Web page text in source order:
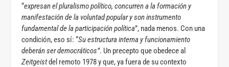
“expresan el pluralismo político, concurren a la formación y
manifestación de la voluntad popular y son instrumento
fundamental de la participación política”, nada menos. Con una
condición, eso sí: “Su estructura interna y funcionamiento
deberán ser democráticos”. Un precepto que obedece al
Zeitgeistdel remoto 1978 y que, ya fuera de su contexto